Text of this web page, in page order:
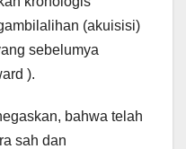
(akuisisi)
sebelumya
).
bahwa telah
sah dan